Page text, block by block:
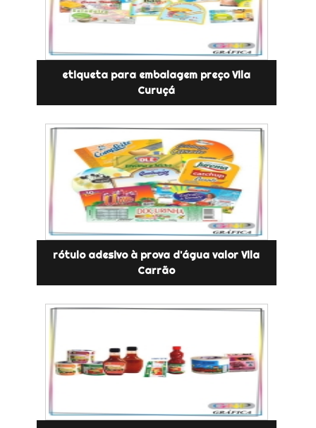
etiqueta para embalagem preço Vila
Curuçá
rótulo adesivo à prova d'água valor Vila
Carrão